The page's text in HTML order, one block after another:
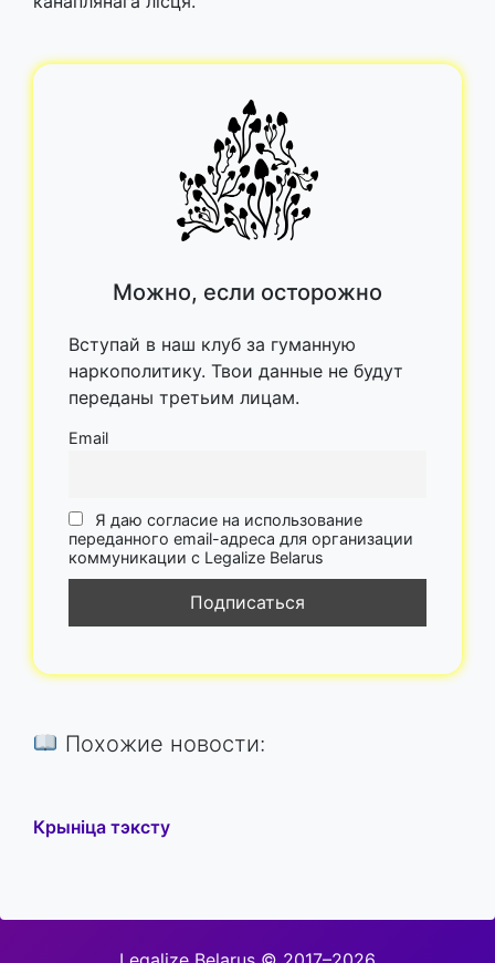
Можно, если осторожно
Вступай в наш клуб за гуманную
наркополитику. Твои данные не будут
переданы третьим лицам.
Email
Я даю согласие на использование
переданного email-адреса для организации
коммуникации с Legalize Belarus
Похожие новости:
Крыніца тэксту